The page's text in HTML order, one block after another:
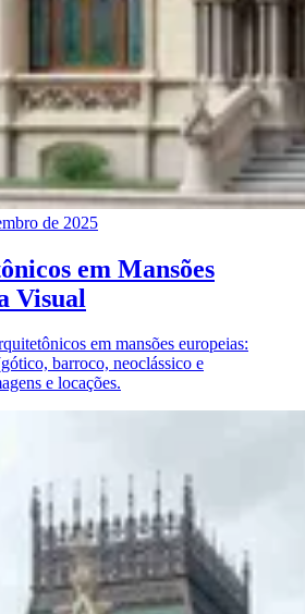
de 2025
em Mansões
Visual
em mansões europeias:
barroco, neoclássico e
e locações.